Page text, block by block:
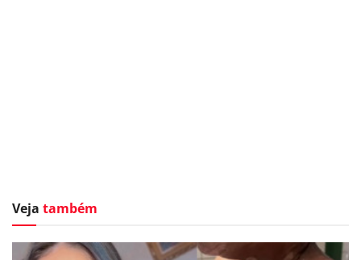
Veja também